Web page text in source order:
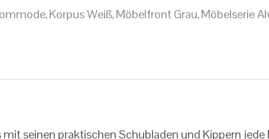
, Korpus Weiß, Möbelfront Grau, Möbelserie
seinen praktischen Schubladen und Kippern